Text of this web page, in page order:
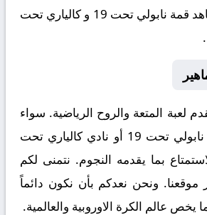
لتكونوا أول من يشاهد قمة نابولي تحت 19 و كالياري تحت
لعبة المتعة والروح الرياضية. سواء
كنت مشجعاً لنادي نابولي تحت 19 أو نادي كالياري تحت
بما يقدمه النجوم. نتمنى لكم
ونحن نعدكم بأن نكون دائماً
يخص عالم الكرة الاوروبية والعالمية.